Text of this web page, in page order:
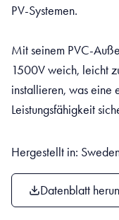
PV-Systemen.
Mit seinem PVC-
1500V weich, leicht
installieren, was eine
Leistungsfähigkeit
Hergestellt in:
Datenblatt